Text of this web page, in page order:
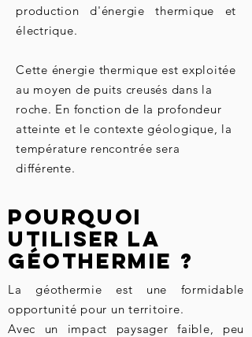
production d'énergie thermique et
électrique.
Cette énergie thermique est exploitée
au moyen de puits creusés dans la
roche. En fonction de la profondeur
atteinte et le contexte géologique, la
température rencontrée sera
différente.
Pourquoi
utiliser la
géothermie ?
La géothermie est une formidable
opportunité pour un territoire.
Avec un impact paysager faible, peu